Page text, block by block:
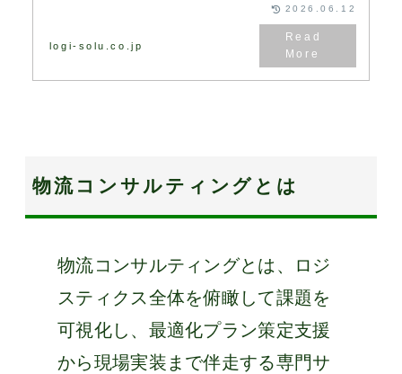
（「流通業務の総合化及び
効率化の促...
logi-solu.co.jp
2026.06.12
物流コンサルティングとは
物流コンサルティングとは、ロジ
スティクス全体を俯瞰して課題を
可視化し、最適化プラン策定支援
から現場実装まで伴走する専門サ